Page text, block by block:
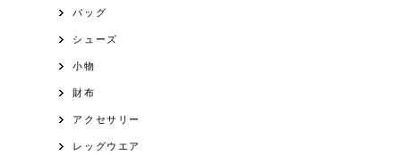
バッグ
シューズ
小物
財布
アクセサリー
レッグウエア